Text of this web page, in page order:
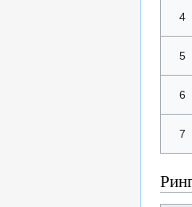
4
5
6
7